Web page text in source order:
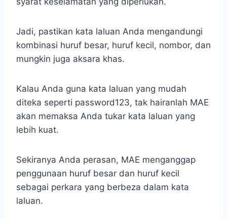
Jadi, pastikan kata laluan Anda mengandungi
kombinasi huruf besar, huruf kecil, nombor, dan
mungkin juga aksara khas.
Kalau Anda guna kata laluan yang mudah
diteka seperti password123, tak hairanlah MAE
akan memaksa Anda tukar kata laluan yang
lebih kuat.
Sekiranya Anda perasan, MAE menganggap
penggunaan huruf besar dan huruf kecil
sebagai perkara yang berbeza dalam kata
laluan.